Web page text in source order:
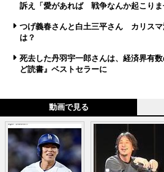
訴え「愛があれば 戦争なんか起こりま
つげ義春さんと白土三平さん カリスマ
は？
死去した丹羽宇一郎さんは、経済界有
ど読書』ベストセラーに
動画で見る